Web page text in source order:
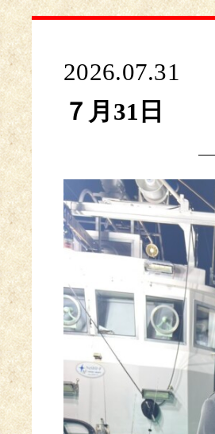
2026.07.31
７月31日